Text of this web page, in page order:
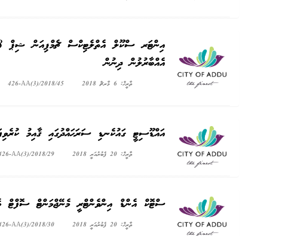
އެއްބާރުލުން ދިނުން
ތާރީޚް: 6 މާރޗް 2018 426-AA(3)/2018/45
އައްޑޫސިޓީ ގައުކެނޑި ސަރަޙައްދުގައި ޤާއިމު
ތާރީޚް: 20 ފެބުރުއަރީ 2018 AA(3)/2018/29
ސްޓޮކް އެންޑް އިންވެންޓްރީ މެނޭޖްމަންޓް ސޮފްޓް
ތާރީޚް: 20 ފެބުރުއަރީ 2018 AA(3)/2018/30